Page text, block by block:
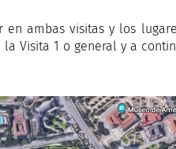
ambas visitas y los
Visita 1 o general y a